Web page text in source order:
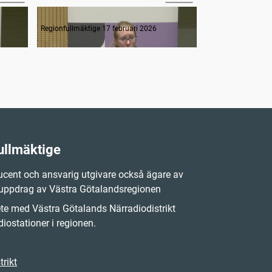
Regionfullmäktige 17 februari 2026
och ansvarig utgivare också ägare av
av Västra Götalandsregionen
med Västra Götalands Närradiodistrikt
i regionen.